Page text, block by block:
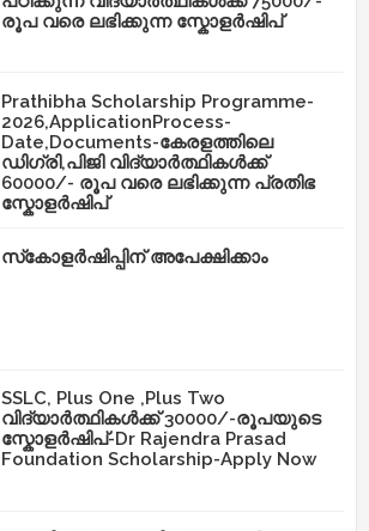
രൂപ വരെ ലഭിക്കുന്ന സ്കോളർഷിപ്
Prathibha Scholarship Programme-
2026,ApplicationProcess-
Date,Documents-കേരളത്തിലെ
ഡിഗ്രി,പിജി വിദ്യാർത്ഥികൾക്ക്
60000/- രൂപ വരെ ലഭിക്കുന്ന പ്രതിഭ
സ്കോളർഷിപ്
സ്‌കോളർഷിപ്പിന് അപേക്ഷിക്കാം
SSLC, Plus One ,Plus Two
വിദ്യാർത്ഥികൾക്ക് 30000/-രൂപയുടെ
സ്കോളർഷിപ്-Dr Rajendra Prasad
Foundation Scholarship-Apply Now